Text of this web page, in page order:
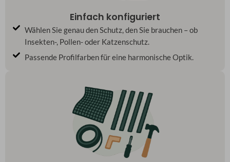
Einfach konfiguriert
Wählen Sie genau den Schutz, den Sie brauchen – ob
Insekten-, Pollen- oder Katzenschutz.
Passende Profilfarben für eine harmonische Optik.